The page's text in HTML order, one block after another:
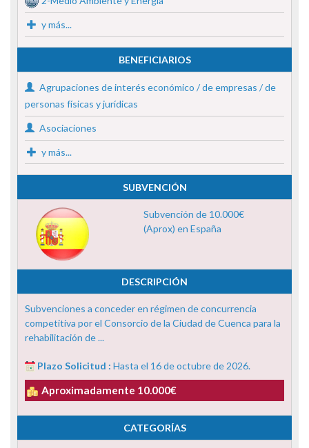
y más...
BENEFICIARIOS
Agrupaciones de interés económico / de empresas / de
personas físicas y jurídicas
Asociaciones
y más...
SUBVENCIÓN
Subvención de 10.000€
(Aprox) en España
DESCRIPCIÓN
Subvenciones a conceder en régimen de concurrencia
competitiva por el Consorcio de la Ciudad de Cuenca para la
rehabilitación de ...
Plazo Solicitud : Hasta el 16 de octubre de 2026.
Aproximadamente 10.000€
CATEGORÍAS